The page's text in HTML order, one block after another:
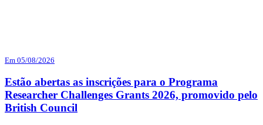
Em 05/08/2026
Estão abertas as inscrições para o Programa
Researcher Challenges Grants 2026, promovido pelo
British Council